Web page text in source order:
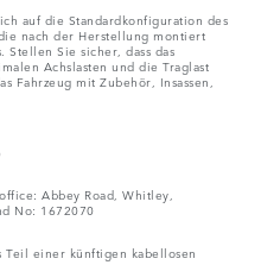
auf die Standardkonfiguration des
nach der Herstellung montiert
Stellen Sie sicher, dass das
Achslasten und die Traglast
Fahrzeug mit Zubehör, Insassen,
Abbey Road, Whitley,
No: 1672070
einer künftigen kabellosen